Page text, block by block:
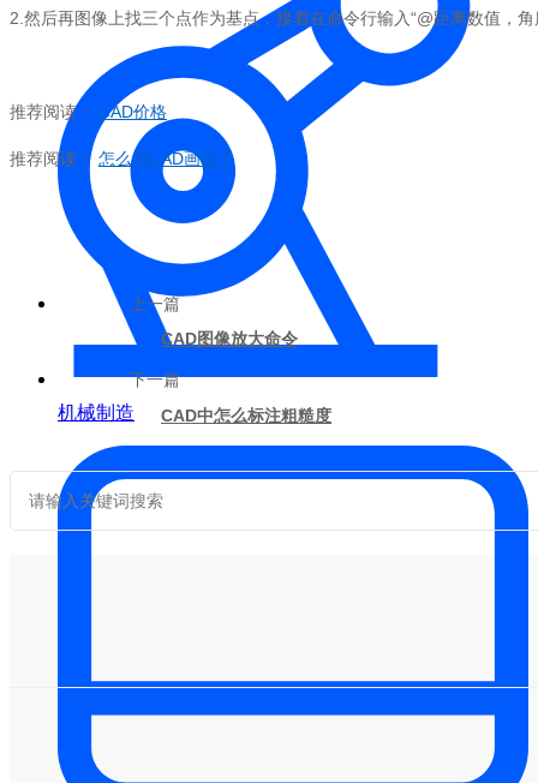
机械制造
2. 然后再图像上找三个点作为基点，接着在命令行输入“@距离数值，
推荐阅读： CAD价格
推荐阅读： 怎么用 CAD画梳子
上一篇
CAD图像放大命令
下一篇
CAD中怎么标注粗糙度